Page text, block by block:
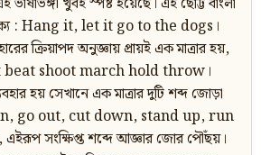
: Hang it, let it go to the dogs।
ক্রিয়াপদ অনুজ্ঞায় প্রায়ই এক মাত্রার হয়,
beat shoot march hold throw।
হয় সেখানে এক মাত্রার দুটি শব্দ জোড়া
in, go out, cut down, stand up, run
এইরূপ সংক্ষিপ্ত শব্দে আজ্ঞার জোর পৌঁছয়।